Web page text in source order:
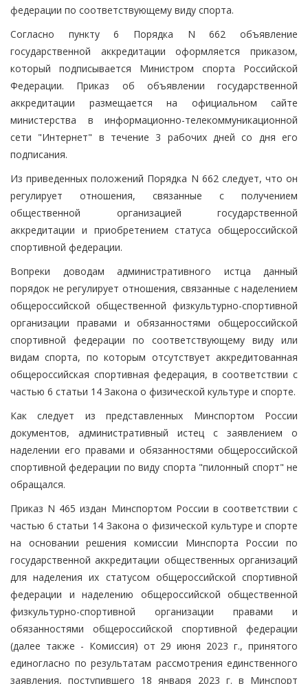
федерации по соответствующему виду спорта.
Согласно пункту 6 Порядка N 662 объявление
государственной аккредитации оформляется приказом,
который подписывается Министром спорта Российской
Федерации. Приказ об объявлении государственной
аккредитации размещается на официальном сайте
министерства в информационно-телекоммуникационной
сети "Интернет" в течение 3 рабочих дней со дня его
подписания.
Из приведенных положений Порядка N 662 следует, что он
регулирует отношения, связанные с получением
общественной организацией государственной
аккредитации и приобретением статуса общероссийской
спортивной федерации.
Вопреки доводам административного истца данный
порядок не регулирует отношения, связанные с наделением
общероссийской общественной физкультурно-спортивной
организации правами и обязанностями общероссийской
спортивной федерации по соответствующему виду или
видам спорта, по которым отсутствует аккредитованная
общероссийская спортивная федерация, в соответствии с
частью 6 статьи 14 Закона о физической культуре и спорте.
Как следует из представленных Минспортом России
документов, административный истец с заявлением о
наделении его правами и обязанностями общероссийской
спортивной федерации по виду спорта "пилонный спорт" не
обращался.
Приказ N 465 издан Минспортом России в соответствии с
частью 6 статьи 14 Закона о физической культуре и спорте
на основании решения комиссии Минспорта России по
государственной аккредитации общественных организаций
для наделения их статусом общероссийской спортивной
федерации и наделению общероссийской общественной
физкультурно-спортивной организации правами и
обязанностями общероссийской спортивной федерации
(далее также - Комиссия) от 29 июня 2023 г., принятого
единогласно по результатам рассмотрения единственного
заявления, поступившего 18 января 2023 г. в Минспорт